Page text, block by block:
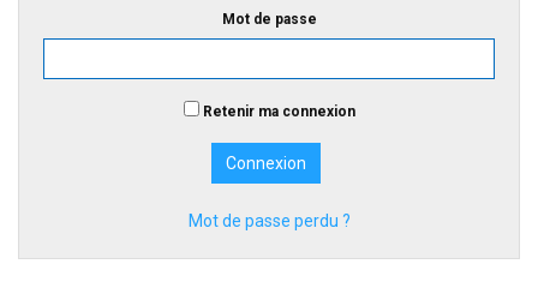
Mot de passe
Retenir ma connexion
Mot de passe perdu ?